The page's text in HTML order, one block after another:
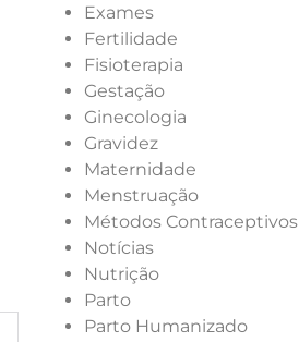
Exames
Fertilidade
Fisioterapia
Gestação
Ginecologia
Gravidez
Maternidade
Menstruação
Métodos Contraceptivos
Notícias
Nutrição
Parto
Parto Humanizado